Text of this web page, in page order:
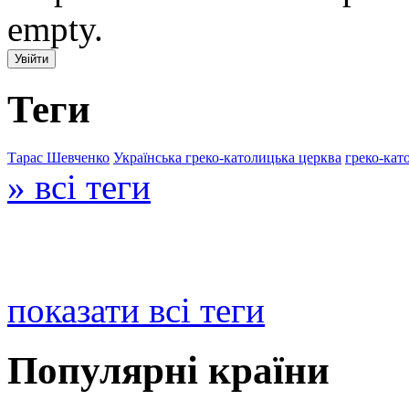
empty.
Теги
Тарас Шевченко Українська греко-католицька церква греко-
» всі теги
показати всі теги
Популярні країни